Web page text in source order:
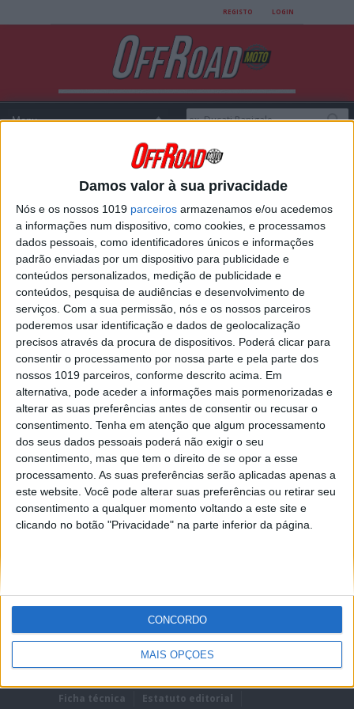
Damos valor à sua privacidade
Nós e os nossos 1019 parceiros armazenamos e/ou acedemos
a informações num dispositivo, como cookies, e processamos
dados pessoais, como identificadores únicos e informações
padrão enviadas por um dispositivo para publicidade e
conteúdos personalizados, medição de publicidade e
conteúdos, pesquisa de audiências e desenvolvimento de
serviços. Com a sua permissão, nós e os nossos parceiros
poderemos usar identificação e dados de geolocalização
precisos através da procura de dispositivos. Poderá clicar para
consentir o processamento por nossa parte e pela parte dos
nossos 1019 parceiros, conforme descrito acima. Em
alternativa, pode aceder a informações mais pormenorizadas e
alterar as suas preferências antes de consentir ou recusar o
consentimento. Tenha em atenção que algum processamento
dos seus dados pessoais poderá não exigir o seu
consentimento, mas que tem o direito de se opor a esse
processamento. As suas preferências serão aplicadas apenas a
este website. Você pode alterar suas preferências ou retirar seu
consentimento a qualquer momento voltando a este site e
clicando no botão "Privacidade" na parte inferior da página.
MAIS OPÇÕES
CONCORDO
REGISTO LOGIN
Login
USERNAME
PASSWORD
REMEMBER?
Lost password?
Ficha técnica Estatuto editorial